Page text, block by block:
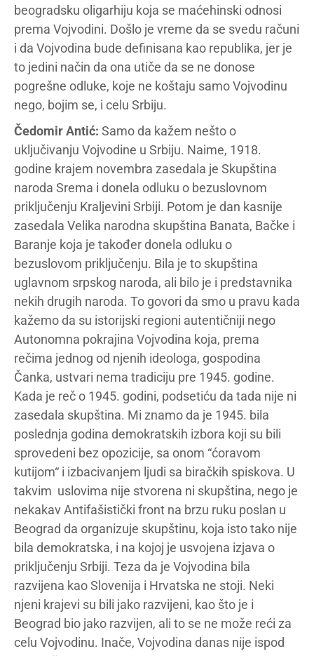
beogradsku oligarhiju koja se maćehinski odnosi
prema Vojvodini. Došlo je vreme da se svedu računi
i da Vojvodina bude definisana kao republika, jer je
to jedini način da ona utiče da se ne donose
pogrešne odluke, koje ne koštaju samo Vojvodinu
nego, bojim se, i celu Srbiju.
Čedomir Antić: Samo da kažem nešto o
uključivanju Vojvodine u Srbiju. Naime, 1918.
godine krajem novembra zasedala je Skupština
naroda Srema i donela odluku o bezuslovnom
priključenju Kraljevini Srbiji. Potom je dan kasnije
zasedala Velika narodna skupština Banata, Bačke i
Baranje koja je također donela odluku o
bezuslovom priključenju. Bila je to skupština
uglavnom srpskog naroda, ali bilo je i predstavnika
nekih drugih naroda. To govori da smo u pravu kada
kažemo da su istorijski regioni autentičniji nego
Autonomna pokrajina Vojvodina koja, prema
rečima jednog od njenih ideologa, gospodina
Čanka, ustvari nema tradiciju pre 1945. godine.
Kada je reč o 1945. godini, podsetiću da tada nije ni
zasedala skupština. Mi znamo da je 1945. bila
poslednja godina demokratskih izbora koji su bili
sprovedeni bez opozicije, sa onom “ćoravom
kutijom“ i izbacivanjem ljudi sa biračkih spiskova. U
takvim uslovima nije stvorena ni skupština, nego je
nekakav Antifašistički front na brzu ruku poslan u
Beograd da organizuje skupštinu, koja isto tako nije
bila demokratska, i na kojoj je usvojena izjava o
priključenju Srbiji. Teza da je Vojvodina bila
razvijena kao Slovenija i Hrvatska ne stoji. Neki
njeni krajevi su bili jako razvijeni, kao što je i
Beograd bio jako razvijen, ali to se ne može reći za
celu Vojvodinu. Inače, Vojvodina danas nije ispod